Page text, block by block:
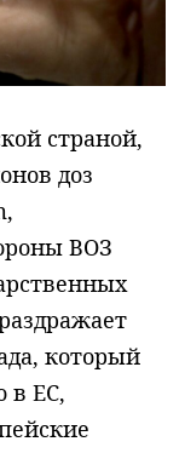
страной,
доз
ВОЗ
который
в ЕС,